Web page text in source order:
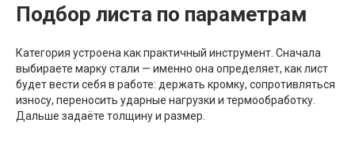
Подбор листа по параметрам
Категория устроена как практичный инструмент. Сначала
выбираете марку стали — именно она определяет, как лист
будет вести себя в работе: держать кромку, сопротивляться
износу, переносить ударные нагрузки и термообработку.
Дальше задаёте толщину и размер.